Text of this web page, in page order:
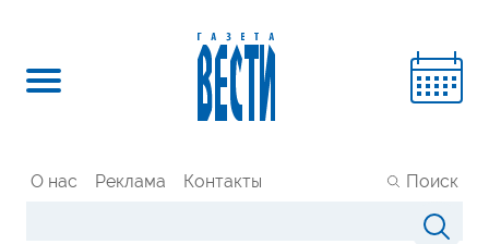
О нас Реклама Контакты Поиск